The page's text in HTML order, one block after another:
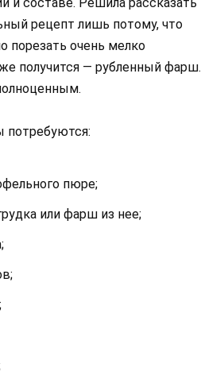
рецепт лишь потому, что
порезать очень мелко
получится — рубленный фарш.
потребуются:
пюре;
или фарш из нее;